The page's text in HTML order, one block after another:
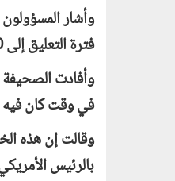
وأشار
فترة التعليق إلى 20 عامًا، وهو ما اعتبره الوسطاء سببًا رئيسيًا في انهيار تلك الجولة من المفاوضات.
وأفادت الصحيفة
في وقت كان فيه
وقالت إن هذه
بالرئيس